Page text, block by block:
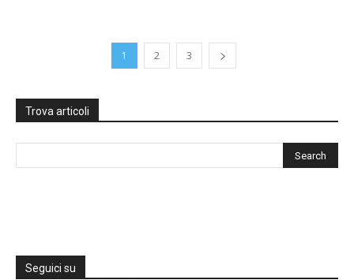
1 2 3
Trova articoli
Seguici su